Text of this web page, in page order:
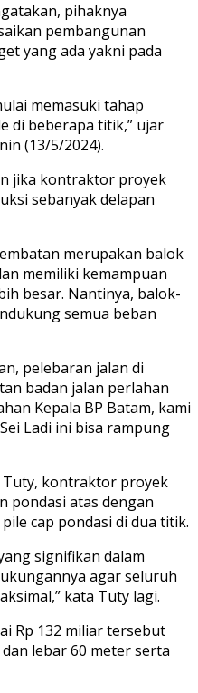
pihaknya
pembangunan
yang ada yakni pada
memasuki tahap
di beberapa titik,” ujar
(13/5/2024).
jika kontraktor proyek
sebanyak delapan
merupakan balok
memiliki kemampuan
besar. Nantinya, balok-
semua beban
pelebaran jalan di
badan jalan perlahan
Kepala BP Batam, kami
Ladi ini bisa rampung
Tuty, kontraktor proyek
pondasi atas dengan
cap pondasi di dua titik.
signifikan dalam
agar seluruh
kata Tuty lagi.
Rp 132 miliar tersebut
lebar 60 meter serta